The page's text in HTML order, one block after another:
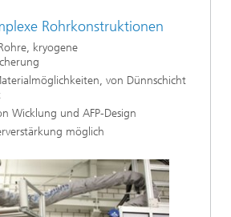
Rohrkonstruktionen
kryogene
von Dünnschicht
Wicklung und AFP-Design
möglich